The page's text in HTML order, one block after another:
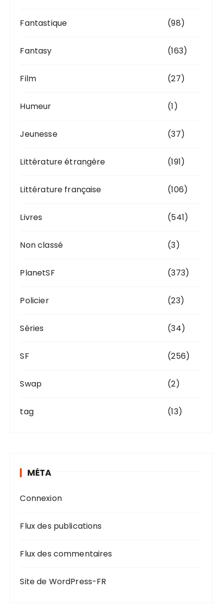
Fantastique (98)
Fantasy (163)
Film (27)
Humeur (1)
Jeunesse (37)
Littérature étrangère (191)
Littérature française (106)
Livres (541)
Non classé (3)
PlanetSF (373)
Policier (23)
Séries (34)
SF (256)
Swap (2)
tag (13)
MÉTA
Connexion
Flux des publications
Flux des commentaires
Site de WordPress-FR